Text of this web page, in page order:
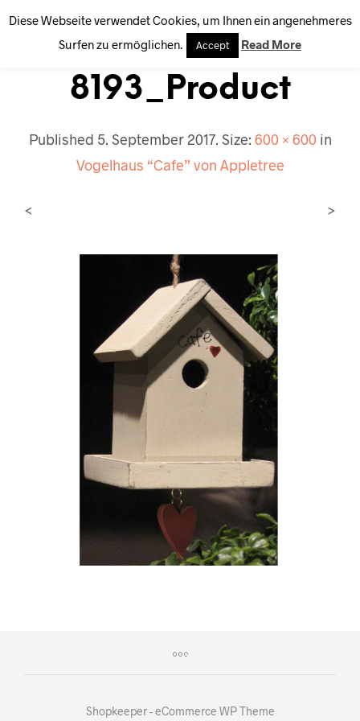
0
8193_Product
Published 5. September 2017. Size: 600 × 600in
Vogelhaus “Cafe” von Appletree
< >
Shopkeeper - eCommerce WP Theme
Diese Webseite verwendet Cookies, um Ihnen ein angenehmeres
Surfen zu ermöglichen.
Accept Read More